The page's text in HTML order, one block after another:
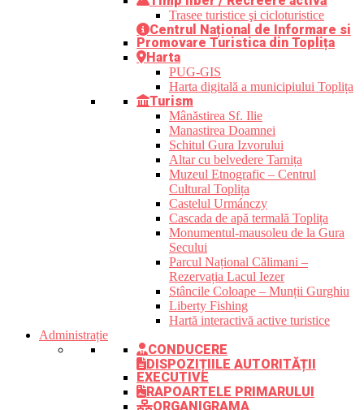
Trasee turistice şi cicloturistice
Centrul Național de Informare si
Promovare Turistica din Toplița
Harta
PUG-GIS
Harta digitală a municipiului Toplița
Turism
Mânăstirea Sf. Ilie
Manastirea Doamnei
Schitul Gura Izvorului
Altar cu belvedere Tarnița
Muzeul Etnografic – Centrul
Cultural Toplița
Castelul Urmánczy
Cascada de apă termală Toplița
Monumentul-mausoleu de la Gura
Secului
Parcul Național Călimani –
Rezervația Lacul Iezer
Stâncile Coloape – Munții Gurghiu
Liberty Fishing
Hartă interactivă active turistice
Administrație
CONDUCERE
DISPOZIȚIILE AUTORITĂȚII
EXECUTIVE
RAPOARTELE PRIMARULUI
ORGANIGRAMA